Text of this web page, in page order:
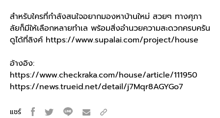
สำหรับใครที่กำลังสนใจอยากมองหาบ้านใหม่ สวยๆ ทางศุภา
ลัยก็มีให้เลือกหลายทำเล พร้อมสิ่งอำนวยความสะดวกครบครัน
ดูได้ที่ลิงค์ https://www.supalai.com/project/house
อ้างอิง:
https://www.checkraka.com/house/article/111950
https://news.trueid.net/detail/j7Mqr8AGYGo7
แชร์